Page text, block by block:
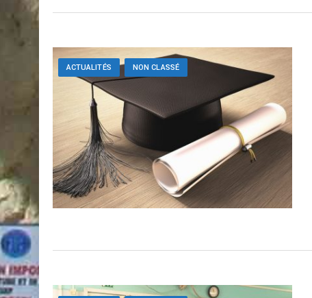
ACTUALITÉS NON CLASSÉ